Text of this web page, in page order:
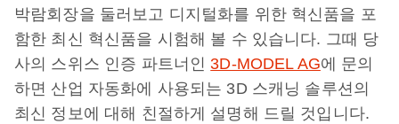
박람회장을 둘러보고 디지털화를 위한 혁신품을 포
함한 최신 혁신품을 시험해 볼 수 있습니다. 그때 당
사의 스위스 인증 파트너인3D-MODEL AG에 문의
하면 산업 자동화에 사용되는 3D 스캐닝 솔루션의
최신 정보에 대해 친절하게 설명해 드릴 것입니다.